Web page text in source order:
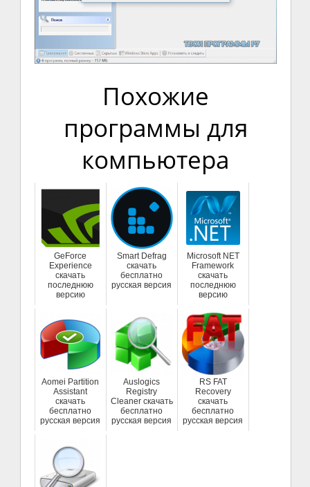
Похожие
программы для
компьютера
GeForce
Experience
скачать
последнюю
версию
Smart Defrag
скачать
бесплатно
русская версия
Microsoft NET
Framework
скачать
последнюю
версию
Aomei Partition
Assistant
скачать
бесплатно
русская версия
Auslogics
Registry
Cleaner скачать
бесплатно
русская версия
RS FAT
Recovery
скачать
бесплатно
русская версия